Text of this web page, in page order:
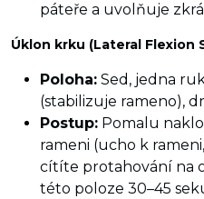
páteře a uvolňuje
Úklon krku (Lateral Flexion
Poloha: Sed, jedna
(stabilizuje rameno),
Postup: Pomalu
rameni (ucho k
cítíte protahování na
této poloze 30–45